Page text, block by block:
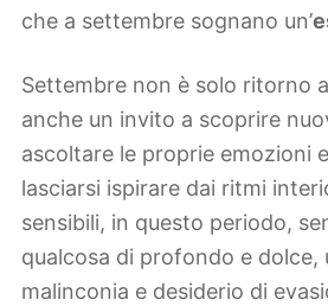
che a settembre sognano un’
Settembre non è solo ritorno
anche un invito a scoprire
ascoltare le proprie emozioni
lasciarsi ispirare dai ritmi
sensibili, in questo periodo,
qualcosa di profondo e dolce,
malinconia e desiderio di